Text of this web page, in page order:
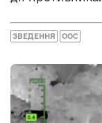
ЗВЕДЕННЯ ООС